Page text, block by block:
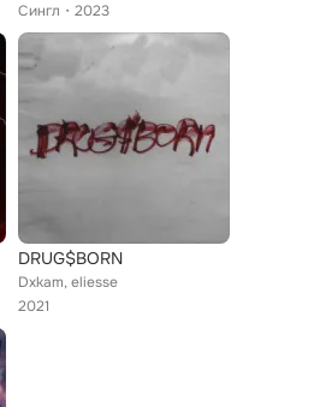
Сингл
2023
DRUG$BORN
Dxkam, eliesse
2021